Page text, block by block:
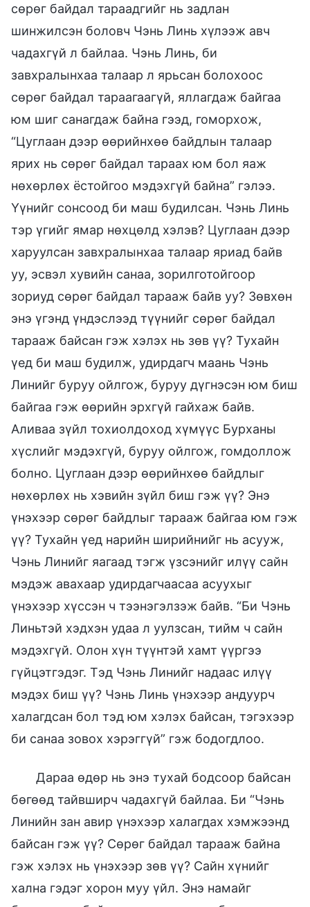
сөрөг байдал тараадгийг нь задлан
шинжилсэн боловч Чэнь Линь хүлээж авч
чадахгүй л байлаа. Чэнь Линь, би
завхралынхаа талаар л ярьсан болохоос
сөрөг байдал тараагаагүй, яллагдаж байгаа
юм шиг санагдаж байна гээд, гоморхож,
“Цуглаан дээр өөрийнхөө байдлын талаар
ярих нь сөрөг байдал тараах юм бол яаж
нөхөрлөх ёстойгоо мэдэхгүй байна” гэлээ.
Үүнийг сонсоод би маш будилсан. Чэнь Линь
тэр үгийг ямар нөхцөлд хэлэв? Цуглаан дээр
харуулсан завхралынхаа талаар яриад байв
уу, эсвэл хувийн санаа, зорилготойгоор
зориуд сөрөг байдал тарааж байв уу? Зөвхөн
энэ үгэнд үндэслээд түүнийг сөрөг байдал
тарааж байсан гэж хэлэх нь зөв үү? Тухайн
үед би маш будилж, удирдагч маань Чэнь
Линийг буруу ойлгож, буруу дүгнэсэн юм биш
байгаа гэж өөрийн эрхгүй гайхаж байв.
Аливаа зүйл тохиолдоход хүмүүс Бурханы
хүслийг мэдэхгүй, буруу ойлгож, гомдоллож
болно. Цуглаан дээр өөрийнхөө байдлыг
нөхөрлөх нь хэвийн зүйл биш гэж үү? Энэ
үнэхээр сөрөг байдлыг тарааж байгаа юм гэж
үү? Тухайн үед нарийн ширийнийг нь асууж,
Чэнь Линийг яагаад тэгж үзсэнийг илүү сайн
мэдэж авахаар удирдагчаасаа асуухыг
үнэхээр хүссэн ч тээнэгэлзэж байв. “Би Чэнь
Линьтэй хэдхэн удаа л уулзсан, тийм ч сайн
мэдэхгүй. Олон хүн түүнтэй хамт үүргээ
гүйцэтгэдэг. Тэд Чэнь Линийг надаас илүү
мэдэх биш үү? Чэнь Линь үнэхээр андуурч
халагдсан бол тэд юм хэлэх байсан, тэгэхээр
би санаа зовох хэрэггүй” гэж бодогдлоо.
Дараа өдөр нь энэ тухай бодсоор байсан
бөгөөд тайвширч чадахгүй байлаа. Би “Чэнь
Линийн зан авир үнэхээр халагдах хэмжээнд
байсан гэж үү? Сөрөг байдал тарааж байна
гэж хэлэх нь үнэхээр зөв үү? Сайн хүнийг
хална гэдэг хорон муу үйл. Энэ намайг